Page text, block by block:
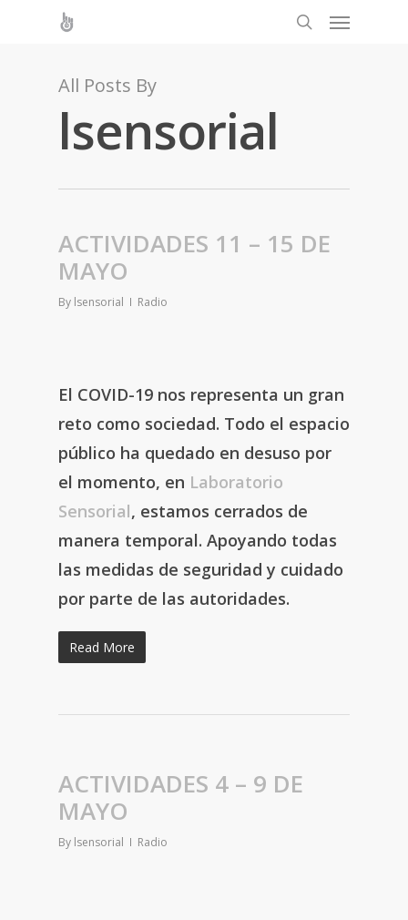
All Posts By
lsensorial
ACTIVIDADES 11 – 15 DE
MAYO
By lsensorial Radio
El COVID-19 nos representa un gran
reto como sociedad. Todo el espacio
público ha quedado en desuso por
el momento, en Laboratorio
Sensorial, estamos cerrados de
manera temporal. Apoyando todas
las medidas de seguridad y cuidado
por parte de las autoridades.
Read More
ACTIVIDADES 4 – 9 DE
MAYO
By lsensorial Radio